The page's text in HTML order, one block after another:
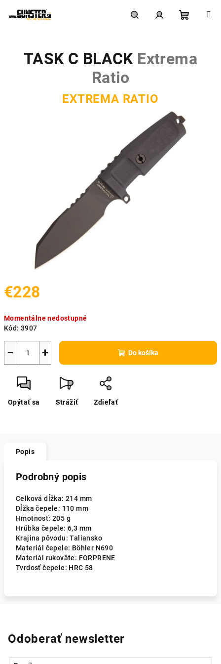
košík
€228
cena:
Momentálne nedostupné
Kód: 3907
+
− Do košíka
Opýtať sa Strážiť Zdieľať
TASK C BLACK Extrema
Ratio
EXTREMA RATIO
Popis
Podrobný popis
Celková dĺžka: 214 mm
Dĺžka čepele: 110 mm
Hmotnosť: 205 g
Hrúbka čepele: 6,3 mm
Krajina pôvodu: Taliansko
Materiál čepele: Böhler N690
Materiál rukoväte: FORPRENE
Tvrdosť čepele: HRC 58
Odoberať newsletter